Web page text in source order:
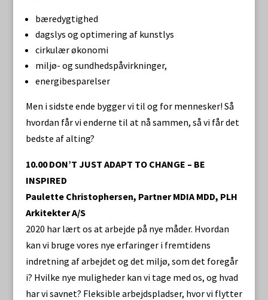
bæredygtighed
dagslys og optimering af kunstlys
cirkulær økonomi
miljø- og sundhedspåvirkninger,
energibesparelser
Men i sidste ende bygger vi til og for mennesker! Så
hvordan får vi enderne til at nå sammen, så vi får det
bedste af alting?
10.00 DON’T JUST ADAPT TO CHANGE – BE
INSPIRED
Paulette Christophersen, Partner MDIA MDD, PLH
Arkitekter A/S
2020 har lært os at arbejde på nye måder. Hvordan
kan vi bruge vores nye erfaringer i fremtidens
indretning af arbejdet og det miljø, som det foregår
i? Hvilke nye muligheder kan vi tage med os, og hvad
har vi savnet? Fleksible arbejdspladser, hvor vi flytter